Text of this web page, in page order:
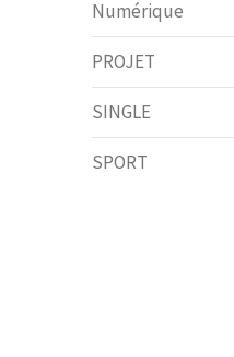
Numérique
PROJET
SINGLE
SPORT